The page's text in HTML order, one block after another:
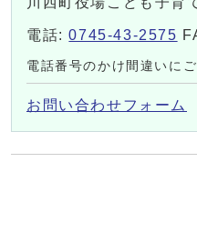
電話:0745-43-2575
電話番号のかけ間違いに
お問い合わせフォーム